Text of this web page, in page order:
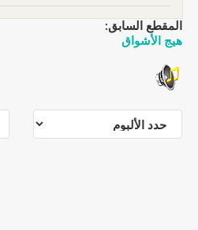
المقطع السابق:
هيج الأشواق